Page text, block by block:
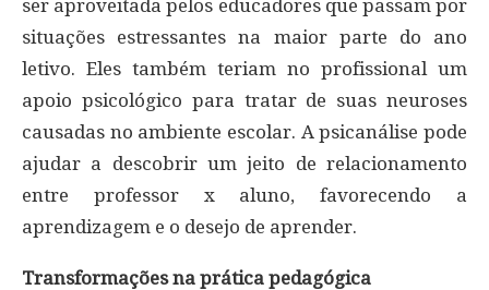
ser aproveitada pelos educadores que passam por
situações estressantes na maior parte do ano
letivo. Eles também teriam no profissional um
apoio psicológico para tratar de suas neuroses
causadas no ambiente escolar. A psicanálise pode
ajudar a descobrir um jeito de relacionamento
entre professor x aluno, favorecendo a
aprendizagem e o desejo de aprender.
Transformações na prática pedagógica